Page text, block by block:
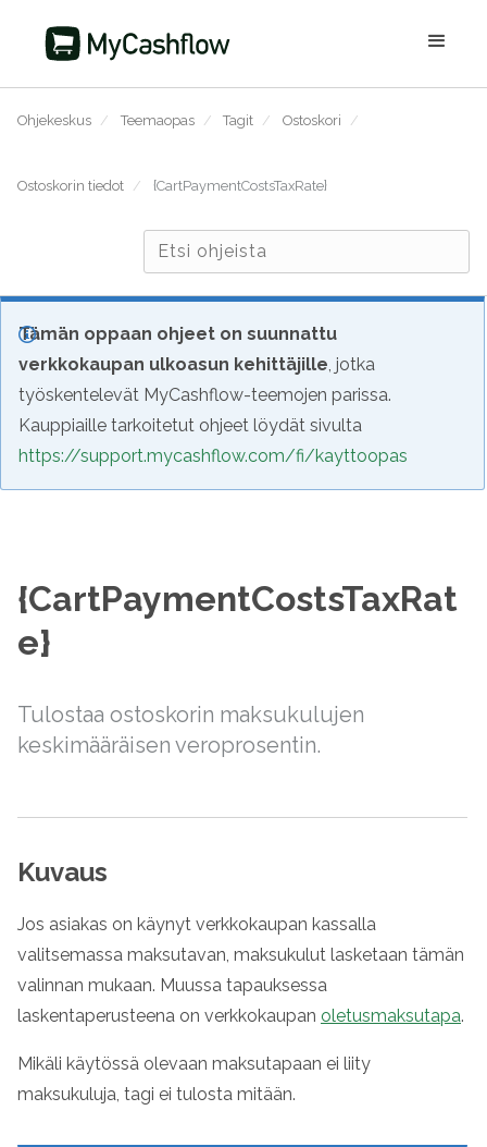
Ohjekeskus / Teemaopas / Tagit / Ostoskori /
Ostoskorin tiedot / {CartPaymentCostsTaxRate}
Tämän oppaan ohjeet on suunnattu
verkkokaupan ulkoasun kehittäjille, jotka
työskentelevät MyCashflow-teemojen parissa.
Kauppiaille tarkoitetut ohjeet löydät sivulta
https://support.mycashflow.com/fi/kayttoopas
{CartPaymentCostsTaxRat
e}
Tulostaa ostoskorin maksukulujen
keskimääräisen veroprosentin.
Kuvaus
Jos asiakas on käynyt verkkokaupan kassalla
valitsemassa maksutavan, maksukulut lasketaan tämän
valinnan mukaan. Muussa tapauksessa
laskentaperusteena on verkkokaupan oletusmaksutapa.
Mikäli käytössä olevaan maksutapaan ei liity
maksukuluja, tagi ei tulosta mitään.